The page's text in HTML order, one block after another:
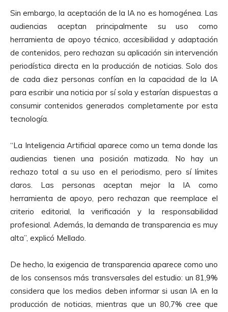
Sin embargo, la aceptación de la IA no es homogénea. Las
audiencias aceptan principalmente su uso como
herramienta de apoyo técnico, accesibilidad y adaptación
de contenidos, pero rechazan su aplicación sin intervención
periodística directa en la producción de noticias. Solo dos
de cada diez personas confían en la capacidad de la IA
para escribir una noticia por sí sola y estarían dispuestas a
consumir contenidos generados completamente por esta
tecnología.
“La Inteligencia Artificial aparece como un tema donde las
audiencias tienen una posición matizada. No hay un
rechazo total a su uso en el periodismo, pero sí límites
claros. Las personas aceptan mejor la IA como
herramienta de apoyo, pero rechazan que reemplace el
criterio editorial, la verificación y la responsabilidad
profesional. Además, la demanda de transparencia es muy
alta”, explicó Mellado.
De hecho, la exigencia de transparencia aparece como uno
de los consensos más transversales del estudio: un 81,9%
considera que los medios deben informar si usan IA en la
producción de noticias, mientras que un 80,7% cree que